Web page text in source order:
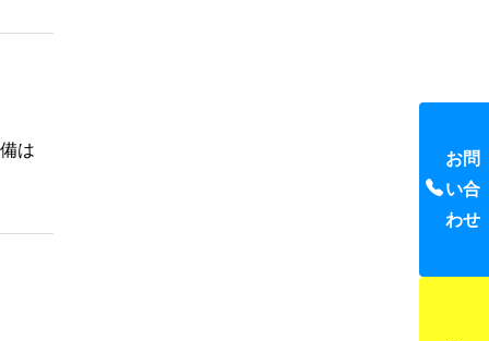
は
お問
い合
わせ